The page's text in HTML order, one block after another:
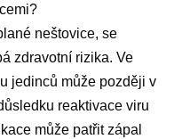
neštovice, se
zdravotní rizika. Ve
jedinců může později v
reaktivace viru
může patřit zápal